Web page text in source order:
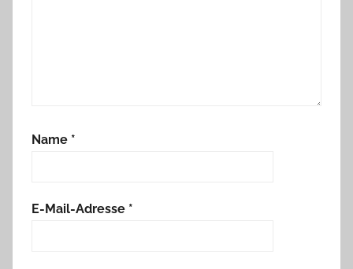
g
U
Name *
E-Mail-Adresse *